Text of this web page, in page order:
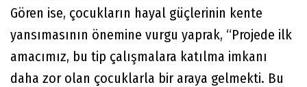
Gören ise, çocukların hayal güçlerinin kente
yansımasının önemine vurgu yaprak, “Projede ilk
amacımız, bu tip çalışmalara katılma imkanı
daha zor olan çocuklarla bir araya gelmekti. Bu